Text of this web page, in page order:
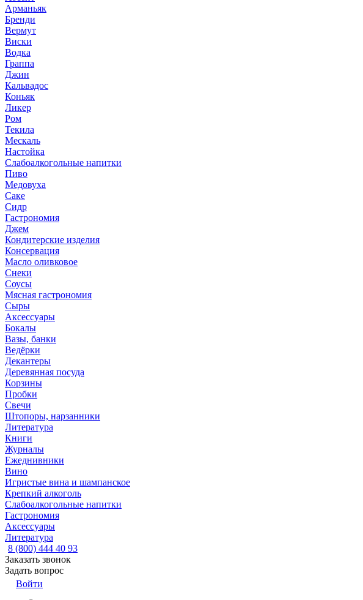
Арманьяк
Бренди
Вермут
Виски
Водка
Граппа
Джин
Кальвадос
Коньяк
Ликер
Ром
Текила
Мескаль
Настойка
Слабоалкогольные напитки
Пиво
Медовуха
Саке
Сидр
Гастрономия
Джем
Кондитерские изделия
Консервация
Масло оливковое
Снеки
Соусы
Мясная гастрономия
Сыры
Аксессуары
Бокалы
Вазы, банки
Ведёрки
Декантеры
Деревянная посуда
Корзины
Пробки
Свечи
Штопоры, нарзанники
Литература
Книги
Журналы
Ежеднивники
Вино
Игристые вина и шампанское
Крепкий алкоголь
Слабоалкогольные напитки
Гастрономия
Аксессуары
Литература
8 (800) 444 40 93
Заказать звонок
Задать вопрос
Войти